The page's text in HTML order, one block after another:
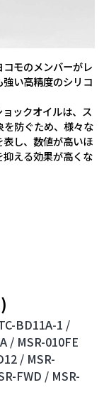
モのメンバーがレ
い高精度のシリコ
ックオイルは、ス
防ぐため、様々な
し、数値が高いほ
える効果が高くな
BD11A-1 /
/ MSR-010FE
/ MSR-
FWD / MSR-